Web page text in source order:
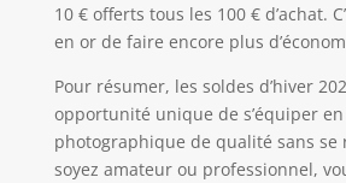
10 € offerts tous les 100 € d’achat.
en or de faire encore plus
Pour résumer, les soldes d’hiver
opportunité unique de s’équiper
photographique de qualité sans se
soyez amateur ou professionnel,